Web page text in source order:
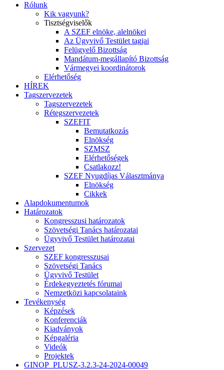
Rólunk
Kik vagyunk?
Tisztségviselők
A SZEF elnöke, alelnökei
Az Ügyvivő Testület tagjai
Felügyelő Bizottság
Mandátum-megállapító Bizottság
Vármegyei koordinátorok
Elérhetőség
HÍREK
Tagszervezetek
Tagszervezetek
Rétegszervezetek
SZEFIT
Bemutatkozás
Elnökség
SZMSZ
Elérhetőségek
Csatlakozz!
SZEF Nyugdíjas Választmánya
Elnökség
Cikkek
Alapdokumentumok
Határozatok
Kongresszusi határozatok
Szövetségi Tanács határozatai
Ügyvivő Testület határozatai
Szervezet
SZEF kongresszusai
Szövetségi Tanács
Ügyvivő Testület
Érdekegyeztetés fórumai
Nemzetközi kapcsolataink
Tevékenység
Képzések
Konferenciák
Kiadványok
Képgaléria
Videók
Projektek
GINOP_PLUSZ-3.2.3-24-2024-00049